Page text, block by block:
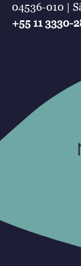
04536-010 |
+55 11 3330-